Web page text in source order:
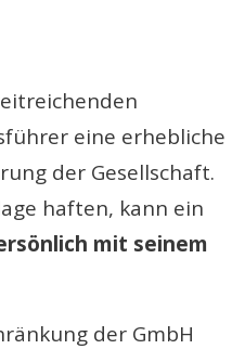
eine erhebliche
der Gesellschaft.
haften, kann ein
mit seinem
der GmbH